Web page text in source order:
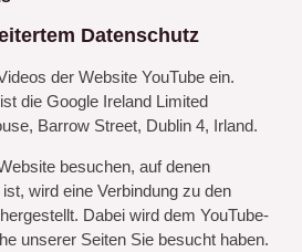
Datenschutz
der Website YouTube ein.
die Google Ireland Limited
Barrow Street, Dublin 4, Irland.
besuchen, auf denen
wird eine Verbindung zu den
Dabei wird dem YouTube-
unserer Seiten Sie besucht haben.